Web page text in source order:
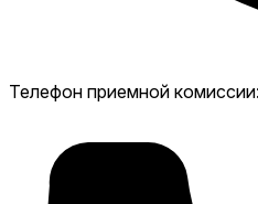
Телефон приемной